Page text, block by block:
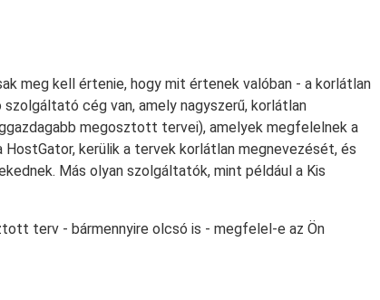
meg kell értenie, hogy mit értenek valóban - a korlátlan
cég van, amely nagyszerű, korlátlan
megosztott tervei), amelyek megfelelnek a
kerülik a tervek korlátlan megnevezését, és
Más olyan szolgáltatók, mint például a Kis
terv - bármennyire olcsó is - megfelel-e az Ön